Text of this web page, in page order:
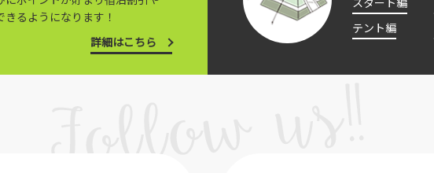
るようになります！
詳細はこちら
テント編